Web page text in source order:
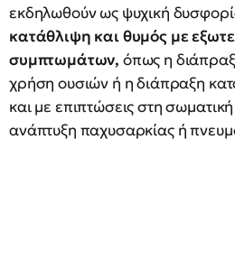
εκδηλωθούν ως ψυχική
κατάθλιψη και θυμός με
συμπτωμάτων, όπως η
χρήση ουσιών ή η διάπραξη
και με επιπτώσεις στη
ανάπτυξη παχυσαρκίας ή